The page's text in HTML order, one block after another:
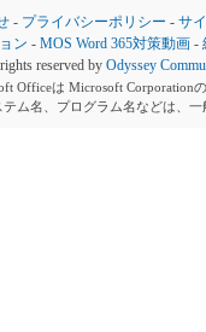
- プライバシーポリシー - サ
ン -MOS Word 365対策動画 -
reserved by Odyssey
Officeは Microsoft Corporation
テム名、プログラム名などは、